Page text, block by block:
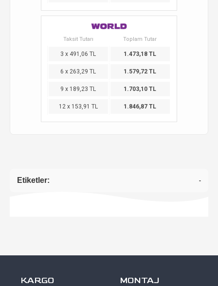
Taksit Tutarı Toplam Tutar
3 x 491,06 TL 1.473,18 TL
6 x 263,29 TL 1.579,72 TL
9 x 189,23 TL 1.703,10 TL
12 x 153,91 TL 1.846,87 TL
Etiketler: -
KARGO
MONTAJ